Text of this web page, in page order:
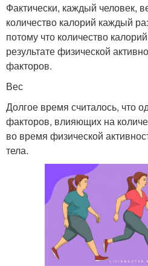
Фактически, каждый человек,
количество калорий каждый
потому что количество
результате физической
факторов.
Вес
Долгое время считалось, что
факторов, влияющих на
во время физической
тела.